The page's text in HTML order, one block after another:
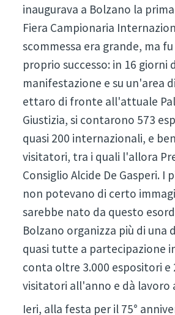
inaugurava a Bolzano la
Fiera Campionaria
scommessa era grande, ma
proprio successo: in 16 giorni
manifestazione e su un'area
ettaro di fronte all'attuale
Giustizia, si contarono 573
quasi 200 internazionali, e
visitatori, tra i quali l'allora
Consiglio Alcide De Gasperi. I
non potevano di certo
sarebbe nato da questo
Bolzano organizza più di una
quasi tutte a partecipazione
conta oltre 3.000 espositori e
visitatori all'anno e dà lavoro
Ieri, alla festa per il 75°